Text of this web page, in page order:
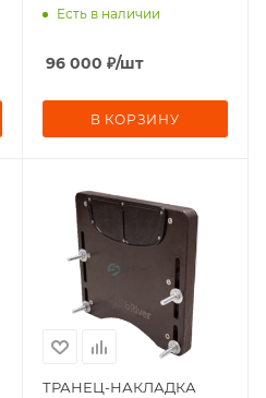
Есть в наличии
96 000 ₽/шт
В КОРЗИНУ
ТРАНЕЦ-НАКЛАДКА